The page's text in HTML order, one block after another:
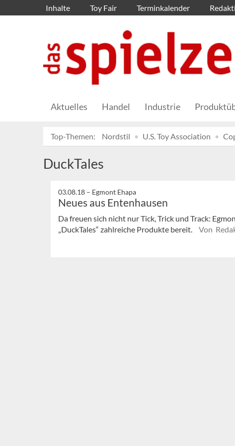
Inhalte Toy Fair Terminkalender
Aktuelles Handel Industrie
Top-Themen: Nordstil U.S. Toy Association
DuckTales
03.08.18 – Egmont Ehapa
Neues aus Entenhausen
Da freuen sich nicht nur Tick, Trick und Track:
„DuckTales“ zahlreiche Produkte bereit.
Von